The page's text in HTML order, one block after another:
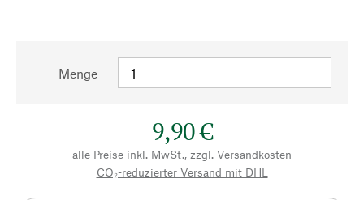
Menge
9,90 €
alle Preise inkl. MwSt., zzgl. Versandkosten
CO₂-reduzierter Versand mit DHL